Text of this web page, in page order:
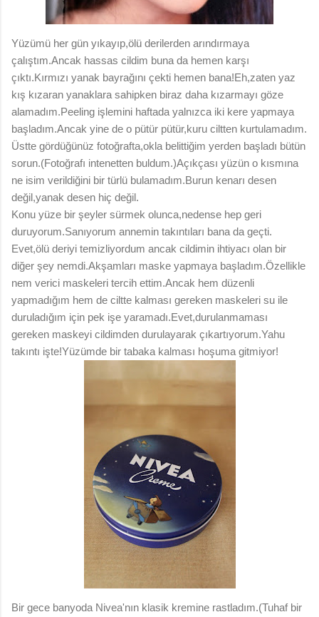
Yüzümü her gün yıkayıp,ölü derilerden arındırmaya
çalıştım.Ancak hassas cildim buna da hemen karşı
çıktı.Kırmızı yanak bayrağını çekti hemen bana!Eh,zaten yaz
kış kızaran yanaklara sahipken biraz daha kızarmayı göze
alamadım.Peeling işlemini haftada yalnızca iki kere yapmaya
başladım.Ancak yine de o pütür pütür,kuru ciltten kurtulamadım.
Üstte gördüğünüz fotoğrafta,okla belittiğim yerden başladı bütün
sorun.(Fotoğrafı intenetten buldum.)Açıkçası yüzün o kısmına
ne isim verildiğini bir türlü bulamadım.Burun kenarı desen
değil,yanak desen hiç değil.
Konu yüze bir şeyler sürmek olunca,nedense hep geri
duruyorum.Sanıyorum annemin takıntıları bana da geçti.
Evet,ölü deriyi temizliyordum ancak cildimin ihtiyacı olan bir
diğer şey nemdi.Akşamları maske yapmaya başladım.Özellikle
nem verici maskeleri tercih ettim.Ancak hem düzenli
yapmadığım hem de ciltte kalması gereken maskeleri su ile
duruladığım için pek işe yaramadı.Evet,durulanmaması
gereken maskeyi cildimden durulayarak çıkartıyorum.Yahu
takıntı işte!Yüzümde bir tabaka kalması hoşuma gitmiyor!
Bir gece banyoda Nivea'nın klasik kremine rastladım.(Tuhaf bir